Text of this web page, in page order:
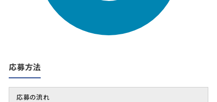
応募方法
応募の流れ